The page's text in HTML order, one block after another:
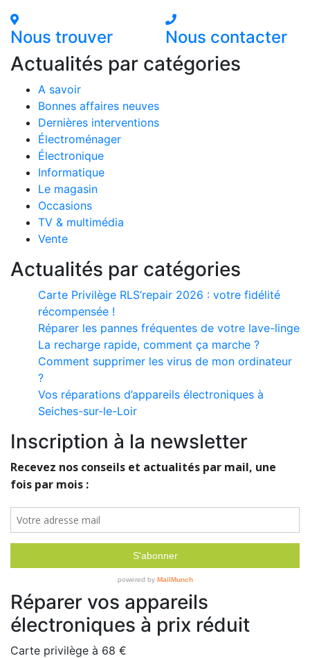
Nous trouver Nous contacter
Actualités par catégories
A savoir
Bonnes affaires neuves
Dernières interventions
Électroménager
Électronique
Informatique
Le magasin
Occasions
TV & multimédia
Vente
Actualités par catégories
Carte Privilège RLS’repair 2026 : votre fidélité
récompensée !
Réparer les pannes fréquentes de votre lave-linge
La recharge rapide, comment ça marche ?
Comment supprimer les virus de mon ordinateur
?
Vos réparations d’appareils électroniques à
Seiches-sur-le-Loir
Inscription à la newsletter
Réparer vos appareils
électroniques à prix réduit
Carte privilège à 68 €